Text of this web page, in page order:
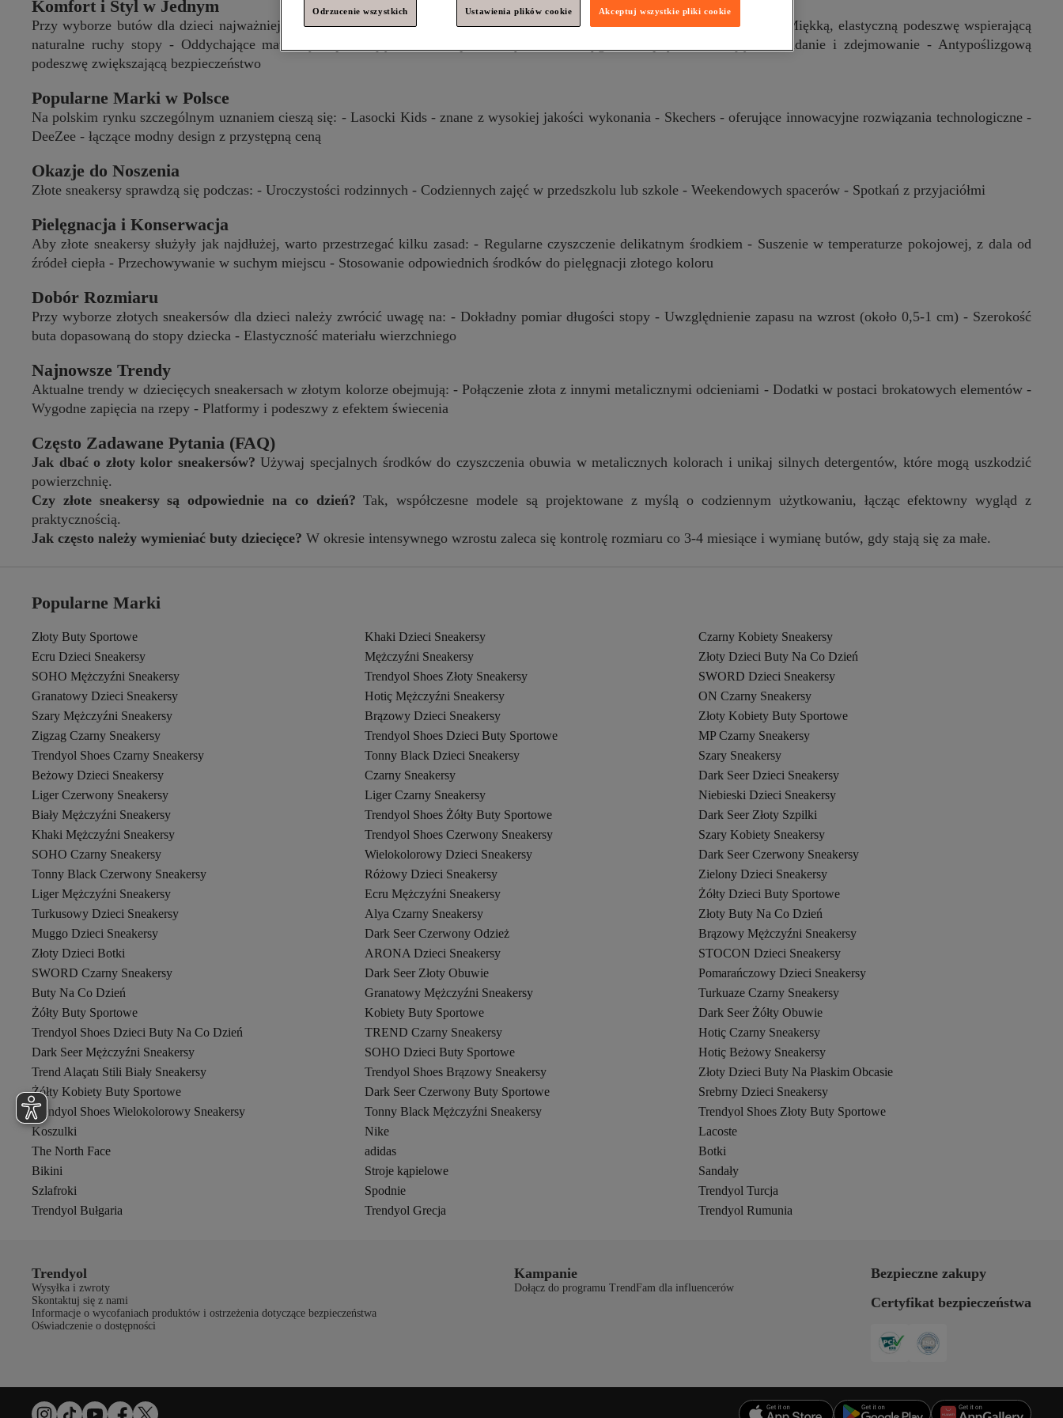
Komfort i Styl w Jednym
Przy wyborze butów dla dzieci najważniejsze są dwa aspekty: wygoda i trwałość. Złote sneakersy dostępne w Polsce oferują: - Miękką, elastyczną podeszwę wspierającą
naturalne ruchy stopy - Oddychające materiały zapewniające komfort przez cały dzień - Wygodne zapięcia ułatwiające zakładanie i zdejmowanie - Antypoślizgową
podeszwę zwiększającą bezpieczeństwo
Popularne Marki w Polsce
Na polskim rynku szczególnym uznaniem cieszą się: - Lasocki Kids - znane z wysokiej jakości wykonania - Skechers - oferujące innowacyjne rozwiązania technologiczne -
DeeZee - łączące modny design z przystępną ceną
Okazje do Noszenia
Złote sneakersy sprawdzą się podczas: - Uroczystości rodzinnych - Codziennych zajęć w przedszkolu lub szkole - Weekendowych spacerów - Spotkań z przyjaciółmi
Pielęgnacja i Konserwacja
Aby złote sneakersy służyły jak najdłużej, warto przestrzegać kilku zasad: - Regularne czyszczenie delikatnym środkiem - Suszenie w temperaturze pokojowej, z dala od
źródeł ciepła - Przechowywanie w suchym miejscu - Stosowanie odpowiednich środków do pielęgnacji złotego koloru
Dobór Rozmiaru
Przy wyborze złotych sneakersów dla dzieci należy zwrócić uwagę na: - Dokładny pomiar długości stopy - Uwzględnienie zapasu na wzrost (około 0,5-1 cm) - Szerokość
buta dopasowaną do stopy dziecka - Elastyczność materiału wierzchniego
Najnowsze Trendy
Aktualne trendy w dziecięcych sneakersach w złotym kolorze obejmują: - Połączenie złota z innymi metalicznymi odcieniami - Dodatki w postaci brokatowych elementów -
Wygodne zapięcia na rzepy - Platformy i podeszwy z efektem świecenia
Często Zadawane Pytania (FAQ)
Jak dbać o złoty kolor sneakersów? Używaj specjalnych środków do czyszczenia obuwia w metalicznych kolorach i unikaj silnych detergentów, które mogą uszkodzić
powierzchnię.
Czy złote sneakersy są odpowiednie na co dzień? Tak, współczesne modele są projektowane z myślą o codziennym użytkowaniu, łącząc efektowny wygląd z
praktycznością.
Jak często należy wymieniać buty dziecięce? W okresie intensywnego wzrostu zaleca się kontrolę rozmiaru co 3-4 miesiące i wymianę butów, gdy stają się za małe.
Popularne Marki
Złoty Buty Sportowe Khaki Dzieci Sneakersy
Czarny Kobiety Sneakersy
Ecru Dzieci Sneakersy
Mężczyźni Sneakersy
Złoty Dzieci Buty Na Co Dzień
SOHO Mężczyźni Sneakersy
Trendyol Shoes Złoty Sneakersy
SWORD Dzieci Sneakersy
Granatowy Dzieci Sneakersy
Hotiç Mężczyźni Sneakersy
ON Czarny Sneakersy
Szary Mężczyźni Sneakersy
Brązowy Dzieci Sneakersy
Złoty Kobiety Buty Sportowe
Zigzag Czarny Sneakersy
Trendyol Shoes Dzieci Buty Sportowe
MP Czarny Sneakersy
Trendyol Shoes Czarny Sneakersy
Tonny Black Dzieci Sneakersy
Szary Sneakersy
Beżowy Dzieci Sneakersy
Czarny Sneakersy
Dark Seer Dzieci Sneakersy
Liger Czerwony Sneakersy
Liger Czarny Sneakersy
Niebieski Dzieci Sneakersy
Biały Mężczyźni Sneakersy
Trendyol Shoes Żółty Buty Sportowe
Dark Seer Złoty Szpilki
Khaki Mężczyźni Sneakersy
Trendyol Shoes Czerwony Sneakersy
Szary Kobiety Sneakersy
SOHO Czarny Sneakersy
Wielokolorowy Dzieci Sneakersy
Dark Seer Czerwony Sneakersy
Tonny Black Czerwony Sneakersy
Różowy Dzieci Sneakersy
Zielony Dzieci Sneakersy
Liger Mężczyźni Sneakersy
Ecru Mężczyźni Sneakersy
Żółty Dzieci Buty Sportowe
Turkusowy Dzieci Sneakersy
Alya Czarny Sneakersy
Złoty Buty Na Co Dzień
Muggo Dzieci Sneakersy
Dark Seer Czerwony Odzież
Brązowy Mężczyźni Sneakersy
Złoty Dzieci Botki
ARONA Dzieci Sneakersy
STOCON Dzieci Sneakersy
SWORD Czarny Sneakersy
Dark Seer Złoty Obuwie
Pomarańczowy Dzieci Sneakersy
Buty Na Co Dzień
Granatowy Mężczyźni Sneakersy
Turkuaze Czarny Sneakersy
Żółty Buty Sportowe
Kobiety Buty Sportowe
Dark Seer Żółty Obuwie
Trendyol Shoes Dzieci Buty Na Co Dzień
TREND Czarny Sneakersy
Hotiç Czarny Sneakersy
Dark Seer Mężczyźni Sneakersy
SOHO Dzieci Buty Sportowe
Hotiç Beżowy Sneakersy
Trend Alaçatı Stili Biały Sneakersy
Trendyol Shoes Brązowy Sneakersy
Złoty Dzieci Buty Na Płaskim Obcasie
Żółty Kobiety Buty Sportowe
Dark Seer Czerwony Buty Sportowe
Srebrny Dzieci Sneakersy
Trendyol Shoes Wielokolorowy Sneakersy
Tonny Black Mężczyźni Sneakersy
Trendyol Shoes Złoty Buty Sportowe
Koszulki
Nike
Lacoste
The North Face
adidas
Botki
Bikini
Stroje kąpielowe
Sandały
Szlafroki
Spodnie
Trendyol Turcja
Trendyol Bułgaria
Trendyol Grecja Trendyol Rumunia
Trendyol
Wysyłka i zwroty
Skontaktuj się z nami
Informacje o wycofaniach produktów i ostrzeżenia dotyczące bezpieczeństwa
Oświadczenie o dostępności
Kampanie
Dołącz do programu TrendFam dla influencerów
Bezpieczne zakupy
Certyfikat bezpieczeństwa
Odrzucenie wszystkich Ustawienia plików cookie Akceptuj wszystkie pliki cookie